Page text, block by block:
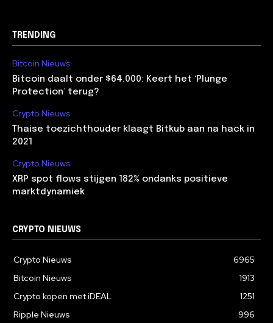
TRENDING
Bitcoin Nieuws
Bitcoin daalt onder $64.000: Keert het ‘Plunge
Protection’ terug?
Crypto Nieuws
Thaise toezichthouder klaagt Bitkub aan na hack in
2021
Crypto Nieuws
XRP spot flows stijgen 182% ondanks positieve
marktdynamiek
CRYPTO NIEUWS
Crypto Nieuws
6965
Bitcoin Nieuws
1913
Crypto kopen met iDEAL
1251
Ripple Nieuws
996